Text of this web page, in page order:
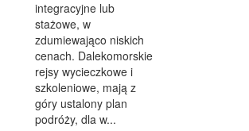
USŁUGI MOTORYZACYJNE
SALONY, KOMISY
E-MARKETING
AGENCJE REKLAMOWE
integracyjne lub
stażowe, w
zdumiewająco niskich
cenach. Dalekomorskie
rejsy wycieczkowe i
szkoleniowe, mają z
góry ustalony plan
podróży, dla w...